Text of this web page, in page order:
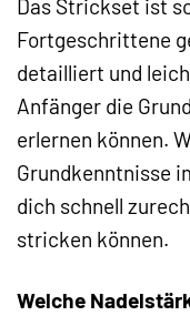
Das Strickset ist
Fortgeschrittene
detailliert und
Anfänger die
erlernen können.
Grundkenntnisse
dich schnell
stricken können.
Welche